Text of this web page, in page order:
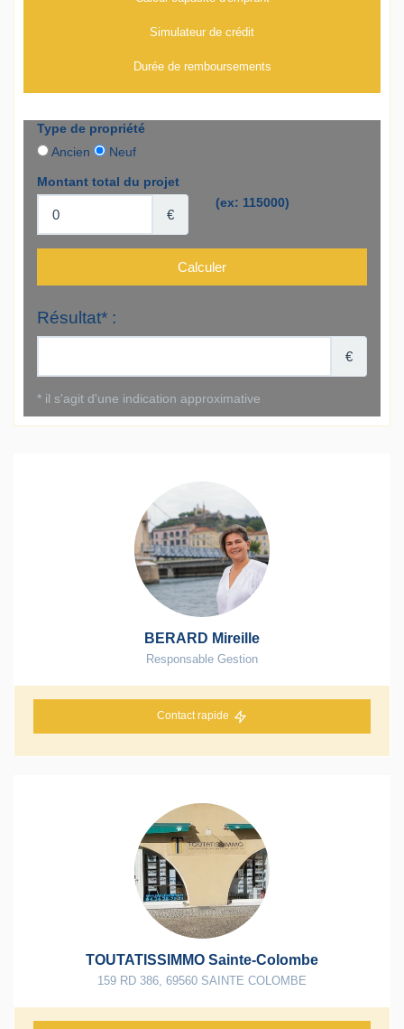
Simulateur de crédit
Durée de remboursements
BERARD Mireille
Responsable Gestion
Contact rapide
TOUTATISSIMMO Sainte-Colombe
159 RD 386 69560 SAINTE COLOMBE